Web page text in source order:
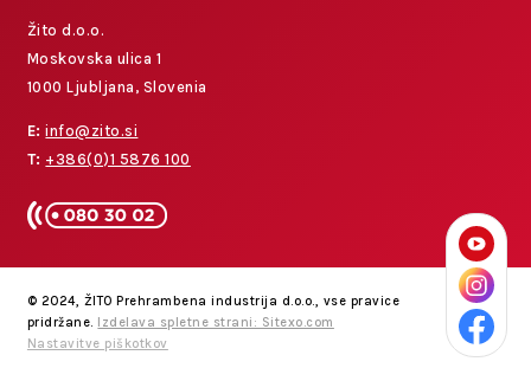
Žito d.o.o.
Moskovska ulica 1
1000 Ljubljana, Slovenia
E: info@zito.si
T: +386(0)1 5876 100
© 2024, ŽITO Prehrambena industrija d.o.o., vse pravice
pridržane. Izdelava spletne strani: Sitexo.com
Nastavitve piškotkov